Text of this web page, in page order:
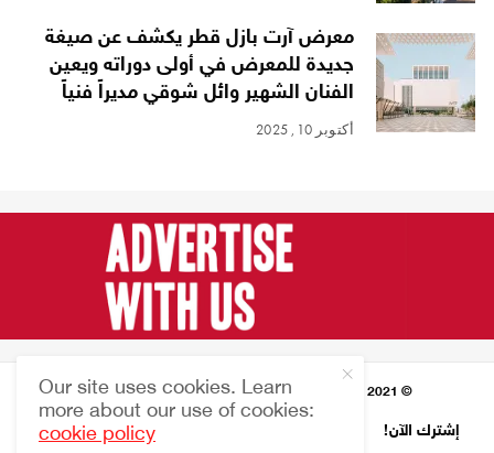
معرض آرت بازل قطر يكشف عن صيغة
جديدة للمعرض في أولى دوراته ويعين
الفنان الشهير وائل شوقي مديراً فنياً
أكتوبر 10, 2025
© 2021 HARMONIES MAGAZINE جميع الحقوق محفوظة
إشترك الآن! إتصل بنا EN
Our site uses cookies. Learn
more about our use of cookies:
cookie policy